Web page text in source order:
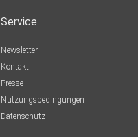
Service
Newsletter
Kontakt
Presse
Nutzungsbedingungen
Datenschutz